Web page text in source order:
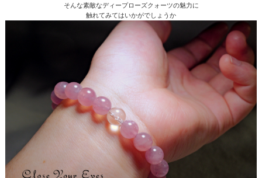
そんな素敵なディープローズクォーツの魅力に
触れてみてはいかがでしょうか